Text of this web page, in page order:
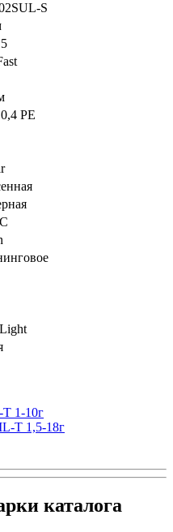
S
PE
1-10г
T 1,5-18г
каталога